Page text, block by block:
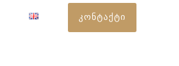
კონტაქტი